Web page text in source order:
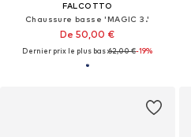
FALCOTTO
Chaussure basse 'MAGIC 3.'
De 50,00 €
Dernier prix le plus bas :62,00 €-19%